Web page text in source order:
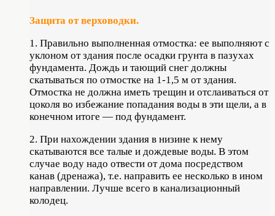
Защита от верховодки.
1. Правильно выполненная отмостка: ее выполняют с
уклоном от здания после осадки грунта в пазухах
фундамента. Дождь и тающий снег должны
скатываться по отмостке на 1-1,5 м от здания.
Отмостка не должна иметь трещин и отслаиваться от
цоколя во избежание попадания воды в эти щели, а в
конечном итоге — под фундамент.
2. При нахождении здания в низине к нему
скатываются все талые и дождевые воды. В этом
случае воду надо отвести от дома посредством
канав (дренажа), т.е. направить ее несколько в ином
направ­лении. Лучше всего в канализационный
колодец.